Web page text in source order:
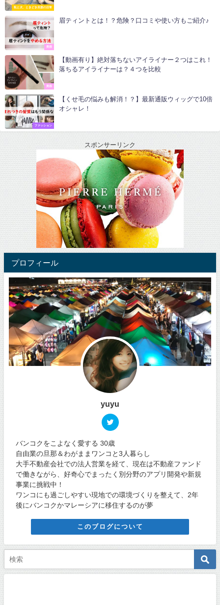
私と犬、ときどき旦那の日常
美容
眉ティントとは！？危険？口コミや使い方もご紹介♪
美容
【動画有り】絶対落ちないアイライナー２つはこれ！
落ちるアイライナーは？４つを比較
ファッション
【くせ毛の悩みも解消！？】最新通販ウィッグで10倍
オシャレ！
スポンサーリンク
プロフィール
yuyu
バンコクをこよなく愛する 30歳
自由業の旦那＆わがままワンコと3人暮らし
大手不動産会社での法人営業を経て、現在は不動産ファンド
で働きながら、好奇心でまったく別分野のアプリ開発や新規
事業に挑戦中！
ワンコにも過ごしやすい現地での環境づくりを整えて、2年
後にバンコクかマレーシアに移住するのが夢
このブログについて